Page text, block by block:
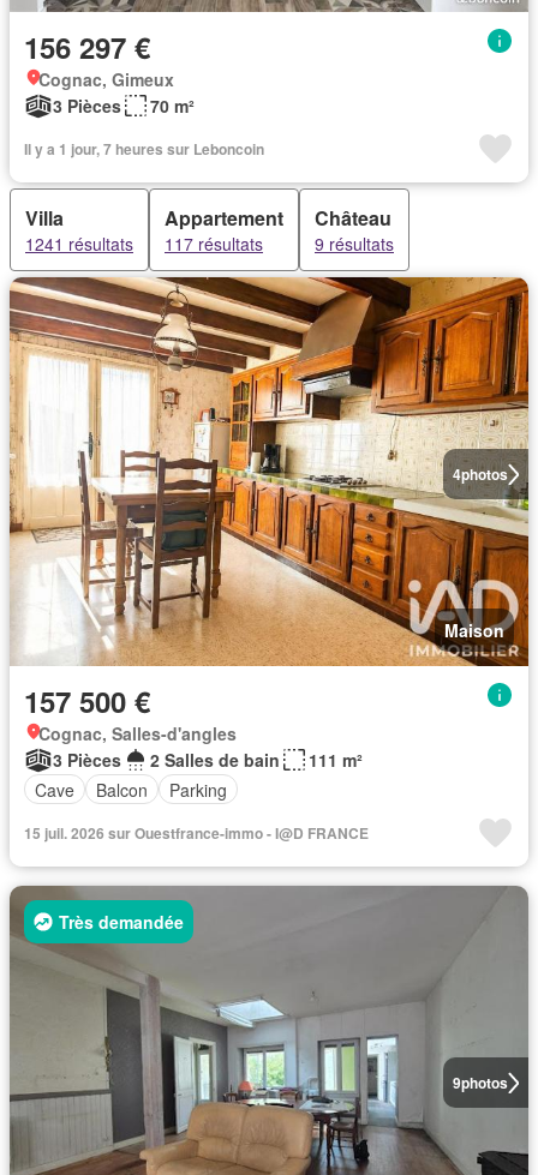
156 297 €
Cognac, Gimeux
3 Pièces
70 m²
Il y a 1 jour, 7 heures sur Leboncoin
Villa
1241 résultats
Appartement
117 résultats
Château
9 résultats
4photos
Maison
157 500 €
Cognac, Salles-d'angles
3 Pièces
2 Salles de bain
111 m²
Cave
Balcon Parking
15 juil. 2026 sur Ouestfrance-immo - I@D FRANCE
9photos
Très demandée